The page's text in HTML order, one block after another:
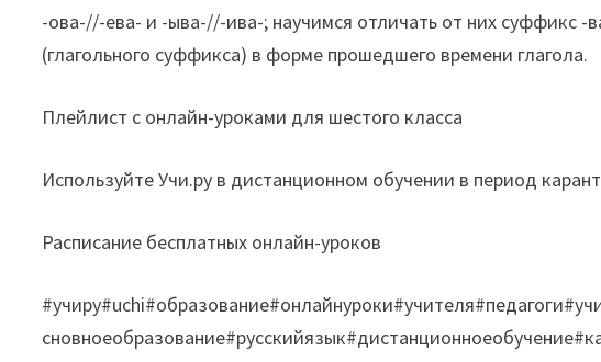
-ова-//-ева- и -ыва-//-ива-; научимся отличать от них суффикс -
(глагольного суффикса) в форме прошедшего времени глагола.
Плейлист с онлайн-уроками для шестого класса
Используйте Учи.ру в дистанционном обучении в период
Расписание бесплатных онлайн-уроков